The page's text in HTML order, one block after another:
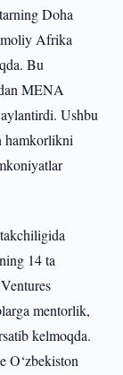
Doha
Afrika
Bu
MENA
Ushbu
hamkorlikni
14 ta
mentorlik,
kelmoqda.
O‘zbekiston